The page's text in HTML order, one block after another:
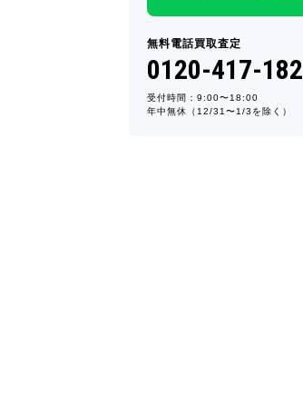
無料電話買取査定
0120-417-182
受付時間：9:00〜18:00
年中無休（12/31〜1/3を除く）